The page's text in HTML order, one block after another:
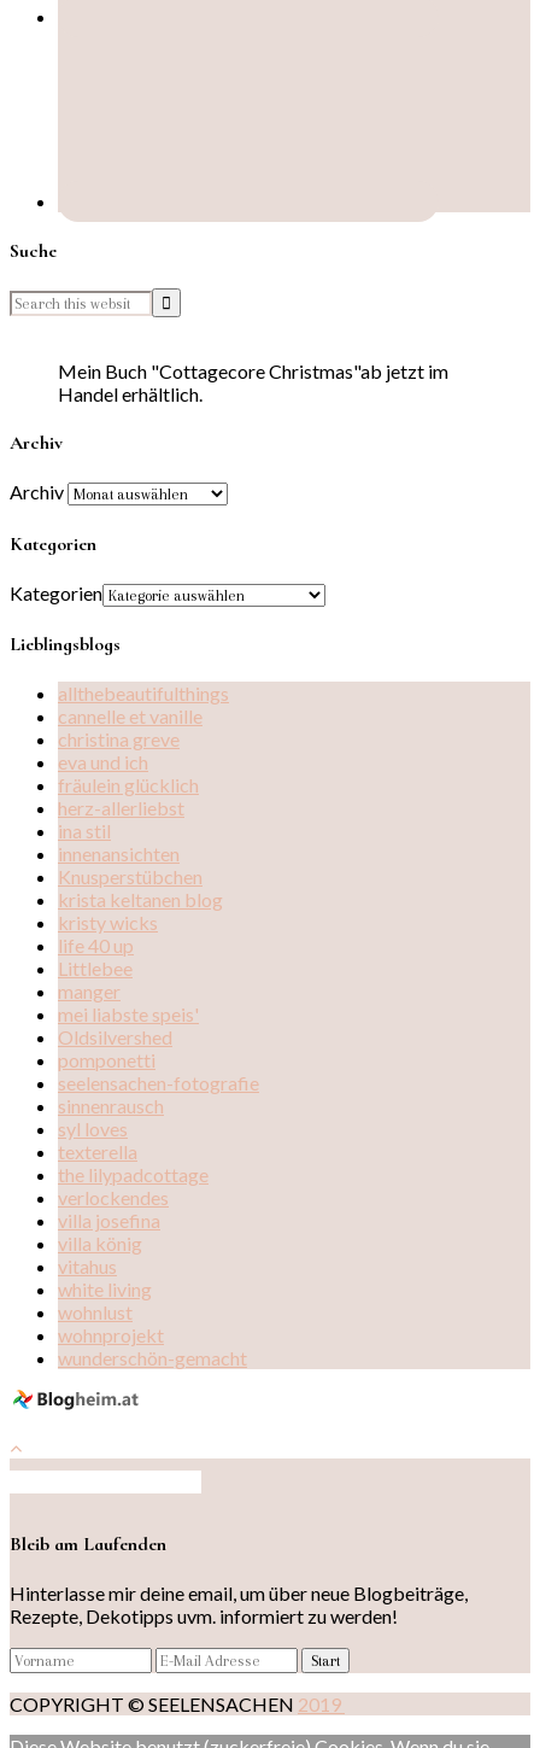
Suche
Mein Buch "Cottagecore Christmas"ab jetzt im
Handel erhältlich.
Archiv
Archiv
Kategorien
Kategorien
Lieblingsblogs
allthebeautifulthings
cannelle et vanille
christina greve
eva und ich
fräulein glücklich
herz-allerliebst
ina stil
innenansichten
Knusperstübchen
krista keltanen blog
kristy wicks
life 40 up
Littlebee
manger
mei liabste speis'
Oldsilvershed
pomponetti
seelensachen-fotografie
sinnenrausch
syl loves
texterella
the lilypadcottage
verlockendes
villa josefina
villa könig
vitahus
white living
wohnlust
wohnprojekt
wunderschön-gemacht
Bleib am Laufenden
Hinterlasse mir deine email, um über neue Blogbeiträge,
Rezepte, Dekotipps uvm. informiert zu werden!
COPYRIGHT © SEELENSACHEN 2019